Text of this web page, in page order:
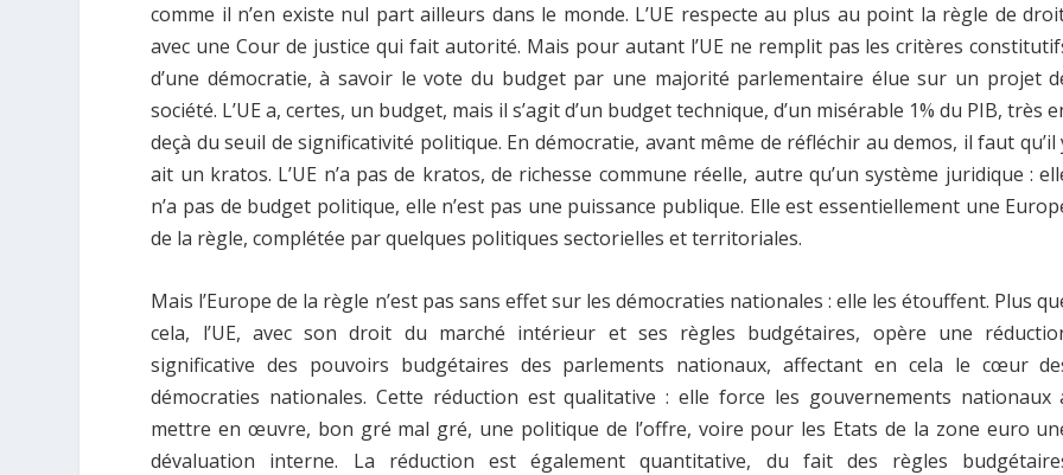
comme il n’en existe nul part ailleurs dans le monde. L’UE respecte au plus au point la règle de
avec une Cour de justice qui fait autorité. Mais pour autant l’UE ne remplit pas les critères
d’une démocratie, à savoir le vote du budget par une majorité parlementaire élue sur un projet
société. L’UE a, certes, un budget, mais il s’agit d’un budget technique, d’un misérable 1% du PIB, très
deçà du seuil de significativité politique. En démocratie, avant même de réfléchir au demos, il faut qu’il
ait un kratos. L’UE n’a pas de kratos, de richesse commune réelle, autre qu’un système juridique :
n’a pas de budget politique, elle n’est pas une puissance publique. Elle est essentiellement une
de la règle, complétée par quelques politiques sectorielles et territoriales.
Mais l’Europe de la règle n’est pas sans effet sur les démocraties nationales : elle les étouffent. Plus
cela, l’UE, avec son droit du marché intérieur et ses règles budgétaires, opère une
significative des pouvoirs budgétaires des parlements nationaux, affectant en cela le cœur
démocraties nationales. Cette réduction est qualitative : elle force les gouvernements nationaux
mettre en œuvre, bon gré mal gré, une politique de l’offre, voire pour les Etats de la zone euro
dévaluation interne. La réduction est également quantitative, du fait des règles